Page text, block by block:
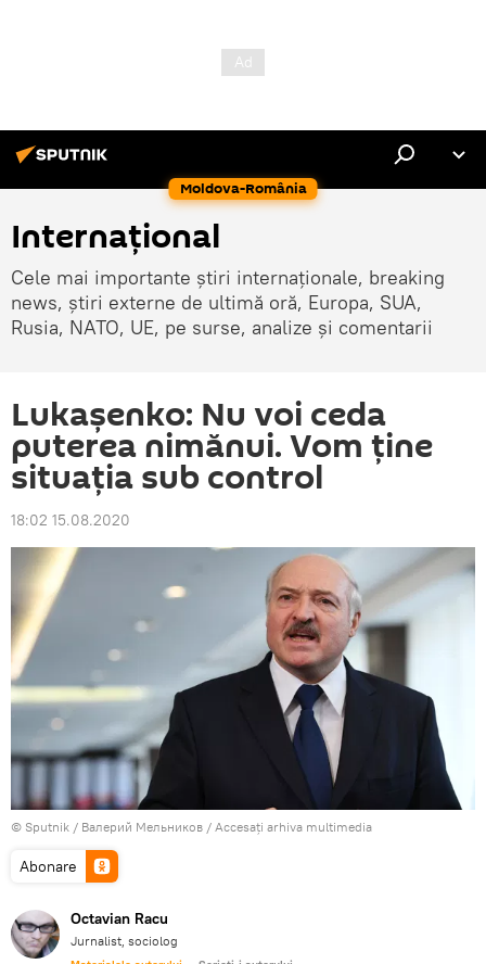
Moldova-România
Internaţional
Cele mai importante știri internaționale, breaking
news, știri externe de ultimă oră, Europa, SUA,
Rusia, NATO, UE, pe surse, analize și comentarii
Lukașenko: Nu voi ceda
puterea nimănui. Vom ține
situația sub control
18:02 15.08.2020
© Sputnik / Валерий Мельников / Accesați arhiva multimedia
Abonare
Octavian Racu
Jurnalist, sociolog